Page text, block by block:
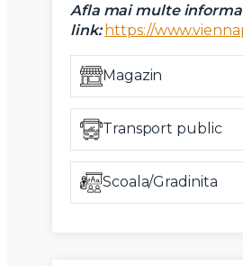
Afla mai multe
link: https://
Magazin
Transport public
Scoala/Gradinita